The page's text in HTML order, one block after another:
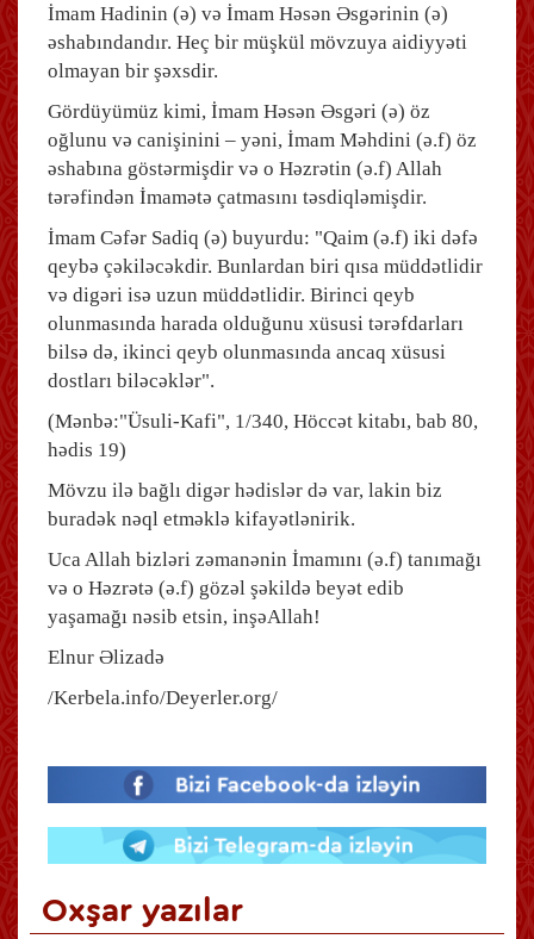
İmam Hadinin (ə) və İmam Həsən Əsgərinin (ə)
əshabındandır. Heç bir müşkül mövzuya aidiyyəti
olmayan bir şəxsdir.
Gördüyümüz kimi, İmam Həsən Əsgəri (ə) öz
oğlunu və canişinini – yəni, İmam Məhdini (ə.f) öz
əshabına göstərmişdir və o Həzrətin (ə.f) Allah
tərəfindən İmamətə çatmasını təsdiqləmişdir.
İmam Cəfər Sadiq (ə) buyurdu: "Qaim (ə.f) iki dəfə
qeybə çəkiləcəkdir. Bunlardan biri qısa müddətlidir
və digəri isə uzun müddətlidir. Birinci qeyb
olunmasında harada olduğunu xüsusi tərəfdarları
bilsə də, ikinci qeyb olunmasında ancaq xüsusi
dostları biləcəklər".
(Mənbə:"Üsuli-Kafi", 1/340, Höccət kitabı, bab 80,
hədis 19)
Mövzu ilə bağlı digər hədislər də var, lakin biz
buradək nəql etməklə kifayətlənirik.
Uca Allah bizləri zəmanənin İmamını (ə.f) tanımağı
və o Həzrətə (ə.f) gözəl şəkildə beyət edib
yaşamağı nəsib etsin, inşəAllah!
Elnur Əlizadə
/Kerbela.info/Deyerler.org/
Oxşar yazılar